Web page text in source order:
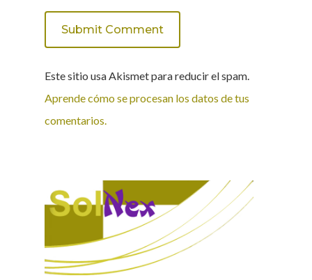
Este sitio usa Akismet para reducir el spam.
Aprende cómo se procesan los datos de tus
comentarios.